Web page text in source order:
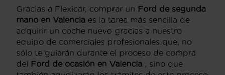
Gracias a Flexicar, comprar un Ford de segunda
mano en Valencia es la tarea más sencilla de
adquirir un coche nuevo gracias a nuestro
equipo de comerciales profesionales que, no
sólo te guiarán durante el proceso de compra
del Ford de ocasión en Valencia , sino que